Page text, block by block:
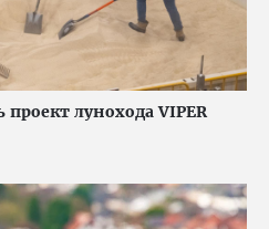
проект лунохода VIPER